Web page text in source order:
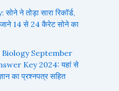
ने तोड़ा सारा रिकॉर्ड,
14 से 24 कैरेट सोने का
September
Key 2024: यहां से
का प्रश्नपत्र सहित